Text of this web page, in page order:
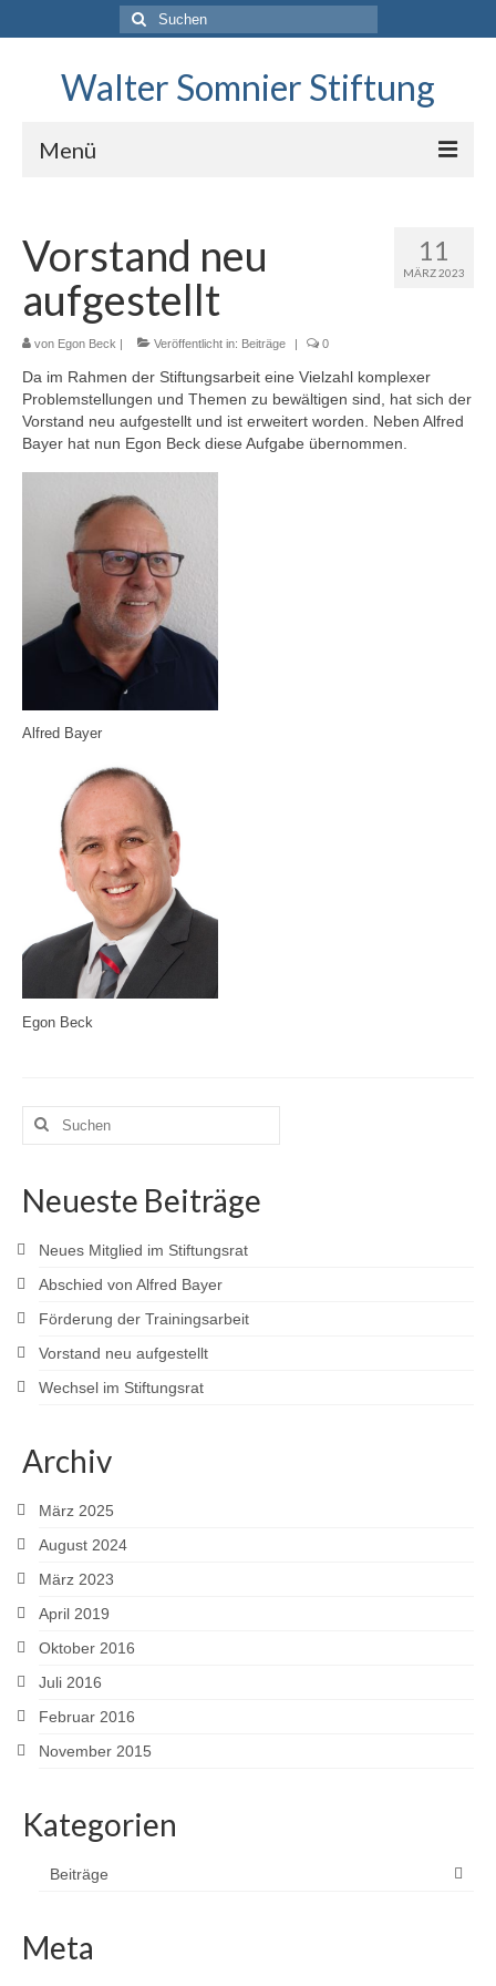
Suchen
nach:
Walter Somnier Stiftung
Menü
Stiftungszweck
Geförderte Projekte
Archiv & Beiträge
Antrag auf Fördermittel
Kontakt
11
MÄRZ 2023
Vorstand neu
aufgestellt
von Egon Beck | Veröffentlicht in: Beiträge | 0
Da im Rahmen der Stiftungsarbeit eine Vielzahl komplexer
Problemstellungen und Themen zu bewältigen sind, hat sich der
Vorstand neu aufgestellt und ist erweitert worden. Neben Alfred
Bayer hat nun Egon Beck diese Aufgabe übernommen.
Alfred Bayer
Egon Beck
Suchen
nach:
Neueste Beiträge
Neues Mitglied im Stiftungsrat
Abschied von Alfred Bayer
Förderung der Trainingsarbeit
Vorstand neu aufgestellt
Wechsel im Stiftungsrat
Archiv
März 2025
August 2024
März 2023
April 2019
Oktober 2016
Juli 2016
Februar 2016
November 2015
Kategorien
Beiträge
Meta